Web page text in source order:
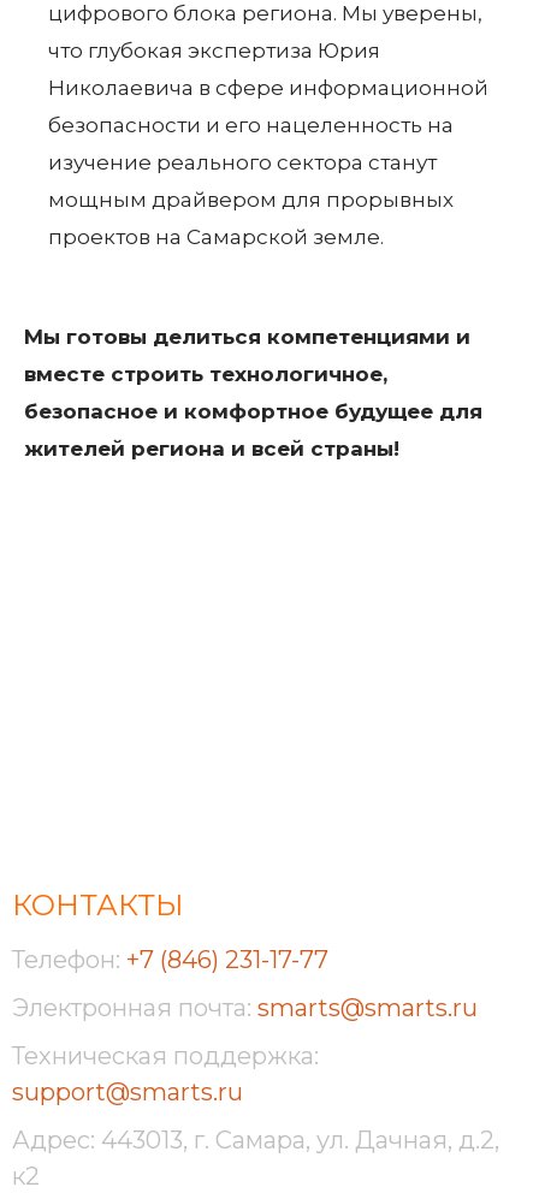
цифрового блока региона. Мы уверены,
что глубокая экспертиза Юрия
Николаевича в сфере информационной
безопасности и его нацеленность на
изучение реального сектора станут
мощным драйвером для прорывных
проектов на Самарской земле.
Мы готовы делиться компетенциями и
вместе строить технологичное,
безопасное и комфортное будущее для
жителей региона и всей страны!
КОНТАКТЫ
Телефон: +7 (846) 231-17-77
Электронная почта: smarts@smarts.ru
Техническая поддержка:
support@smarts.ru
Адрес: 443013, г. Самара, ул. Дачная, д.2,
к2